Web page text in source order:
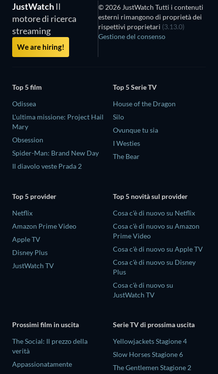
JustWatch Il
motore di ricerca
streaming
We are hiring!
© 2026 JustWatch Tutti i contenuti
esterni rimangono di proprietà dei
rispettivi proprietari (3.13.0)
Gestione del consenso
Top 5 film
Odissea
L'ultima missione: Project Hail
Mary
Obsession
Spider-Man: Brand New Day
Il diavolo veste Prada 2
Top 5 Serie TV
House of the Dragon
Silo
Ovunque tu sia
I Westies
The Bear
Top 5 provider
Netflix
Amazon Prime Video
Apple TV
Disney Plus
JustWatch TV
Top 5 novità sul provider
Cosa c'è di nuovo su Netflix
Cosa c'è di nuovo su Amazon
Prime Video
Cosa c'è di nuovo su Apple TV
Cosa c'è di nuovo su Disney
Plus
Cosa c'è di nuovo su
JustWatch TV
Prossimi film in uscita
The Social: Il prezzo della
verità
Appassionatamente
Serie TV di prossima uscita
Yellowjackets Stagione 4
Slow Horses Stagione 6
The Gentlemen Stagione 2